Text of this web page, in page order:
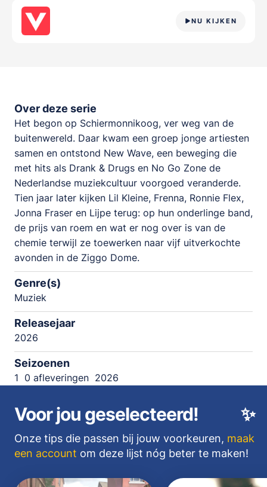
NU KIJKEN
Over deze serie
Het begon op Schiermonnikoog, ver weg van de
buitenwereld. Daar kwam een groep jonge artiesten
samen en ontstond New Wave, een beweging die
met hits als Drank & Drugs en No Go Zone de
Nederlandse muziekcultuur voorgoed veranderde.
Tien jaar later kijken Lil Kleine, Frenna, Ronnie Flex,
Jonna Fraser en Lijpe terug: op hun onderlinge band,
de prijs van roem en wat er nog over is van de
chemie terwijl ze toewerken naar vijf uitverkochte
avonden in de Ziggo Dome.
Genre(s)
Muziek
Releasejaar
2026
Seizoenen
1 0 afleveringen 2026
✨
Voor jou geselecteerd!
Onze tips die passen bij jouw voorkeuren, maak
een account om deze lijst nóg beter te maken!